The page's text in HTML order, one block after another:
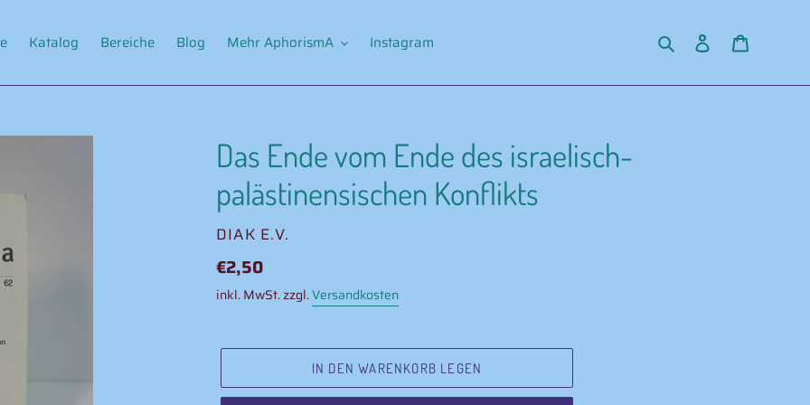
Katalog Bereiche Blog Mehr AphorismA Instagram Suchen Einloggen
Das Ende vom Ende des israelisch-
palästinensischen Konflikts
VERKÄUFER
DIAK E.V.
Normaler
Preis
€2,50
inkl. MwSt. zzgl.Versandkosten
IN DEN WARENKORB LEGEN